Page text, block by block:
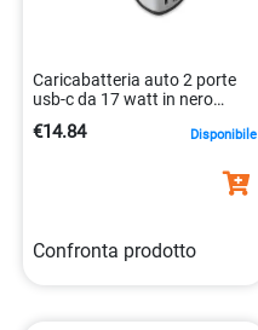
Caricabatteria auto 2 porte
usb-c da 17 watt in nero
€14.84 Disponibile
Confronta prodotto